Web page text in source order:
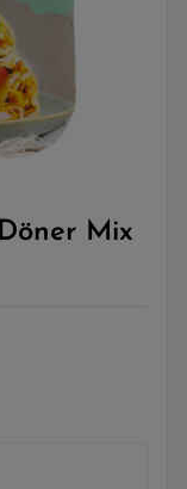
Mix